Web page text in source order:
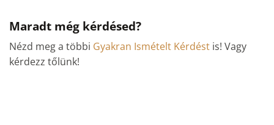
Maradt még kérdésed?
Nézd meg a többi Gyakran Ismételt Kérdést is! Vagy
kérdezz tőlünk!